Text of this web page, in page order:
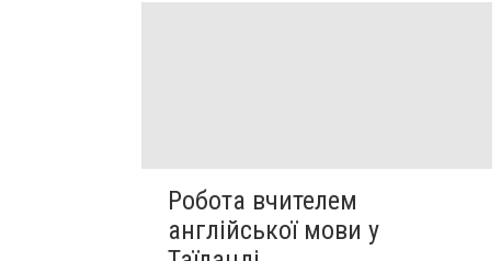
Робота вчителем
англійської мови у